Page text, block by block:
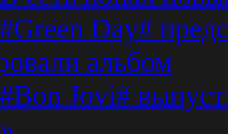
#Green Day#
альбом
#Bon Jovi#